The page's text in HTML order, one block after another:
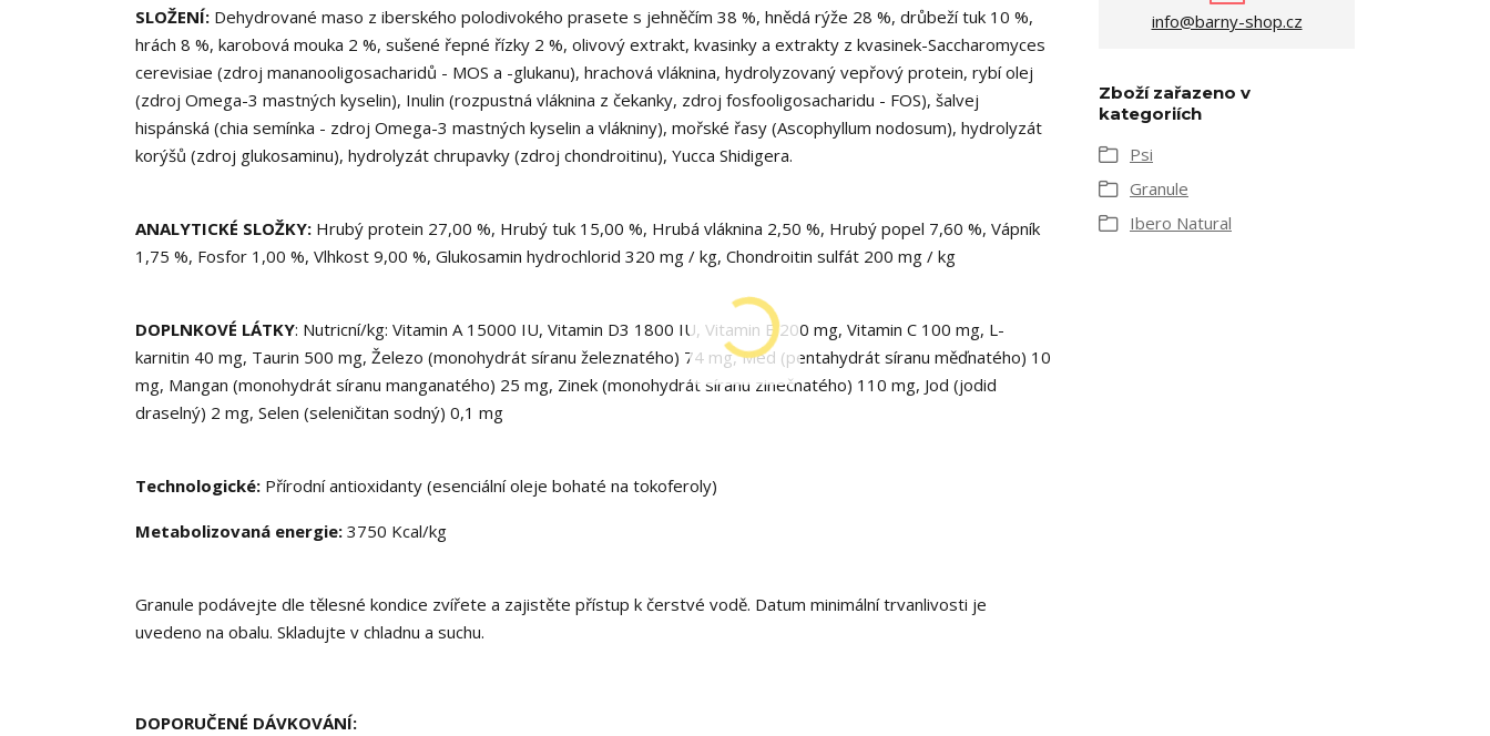
SLOŽENÍ: Dehydrované maso z iberského polodivokého prasete s jehněčím 38 %, hnědá rýže 28 %, drůbeží tuk 10 %,
hrách 8 %, karobová mouka 2 %, sušené řepné řízky 2 %, olivový extrakt, kvasinky a extrakty z kvasinek-Saccharomyces
cerevisiae (zdroj mananooligosacharidů - MOS a -glukanu), hrachová vláknina, hydrolyzovaný vepřový protein, rybí olej
(zdroj Omega-3 mastných kyselin), Inulin (rozpustná vláknina z čekanky, zdroj fosfooligosacharidu - FOS), šalvej
hispánská (chia semínka - zdroj Omega-3 mastných kyselin a vlákniny), mořské řasy (Ascophyllum nodosum), hydrolyzát
korýšů (zdroj glukosaminu), hydrolyzát chrupavky (zdroj chondroitinu), Yucca Shidigera.
ANALYTICKÉ SLOŽKY: Hrubý protein 27,00 %, Hrubý tuk 15,00 %, Hrubá vláknina 2,50 %, Hrubý popel 7,60 %, Vápník
1,75 %, Fosfor 1,00 %, Vlhkost 9,00 %, Glukosamin hydrochlorid 320 mg / kg, Chondroitin sulfát 200 mg / kg
DOPLNKOVÉ LÁTKY: Nutricní/kg: Vitamin A 15000 IU, Vitamin D3 1800 IU, Vitamin E 200 mg, Vitamin C 100 mg, L-
karnitin 40 mg, Taurin 500 mg, Železo (monohydrát síranu železnatého) 74 mg, Med (pentahydrát síranu měďnatého) 10
mg, Mangan (monohydrát síranu manganatého) 25 mg, Zinek (monohydrát síranu zinečnatého) 110 mg, Jod (jodid
draselný) 2 mg, Selen (seleničitan sodný) 0,1 mg
Technologické: Přírodní antioxidanty (esenciální oleje bohaté na tokoferoly)
Metabolizovaná energie: 3750 Kcal/kg
Granule podávejte dle tělesné kondice zvířete a zajistěte přístup k čerstvé vodě. Datum minimální trvanlivosti je
uvedeno na obalu. Skladujte v chladnu a suchu.
DOPORUČENÉ DÁVKOVÁNÍ:
info@barny-shop.cz
Zboží zařazeno v
kategoriích
Psi
Granule
Ibero Natural